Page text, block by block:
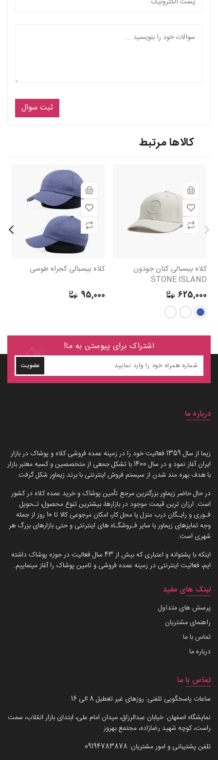
ثبت سوال
کالاها مرتبط
کلاه بیسبالی کتان جودون
STONE ISLAND
625,000
کلاه بیسبالی کجراه طوسی
95,000
اشتراک برای پیوستن به ما!
عضویت
درباره ما
زیما از سال 1359 فعالیت خود را در زمینه عمده فروشی کلاه و پوشاک در بازار
ایران آغاز نمود و در سال 1400 با تشکل جمعی از متخصصین و کسبه معتبر بازار
با هدف بهره مند شدن از سیستم فروش اینترنتی با برند زیماوِر شکل گرفت.
در حال حاضر زیماوِر بزرگترین مرجع تأمین پوشاک و خرید عمده کلاه در کشور
است. ارزان ترین قیمت موجود در بازارها، بیشترین تنوع محصول، تـحویل
فـوری و رایـگان درب منزل یا محل کار، امکان مرجوعی کالا تا 10 روز از جمله
وجه تمایزهای زیماور با سایر فـروشگـاه های اینترنتی و حتی بازارهای بزرگ هر
شهری است.
اینکه با پشتوانه و اعتباری که بیش از 43 سال فعالیت در حوزه پوشاک داشته
ایم، فعالیت اینترنتی در زمینه عمده فروشی و تامین پوشاک را آغاز مینماییم.
لینک های مفید
پرسش های متداول
راهنمای مشتریان
تماس با ما
درباره ما
تماس با ما
ساعات پاسخگویی تلفنی: روزهای غیر تعطیل 8 الی 16
نمایشگاه اصفهان: خیابان عبدالرزاق، میدان امام علی، ابتدای بازار انقلاب، سمت
راست، کوچه شهید رضازاده، مجتمع بهروز
تلفن پشتیبانی و امور مشتریان: 09194783878